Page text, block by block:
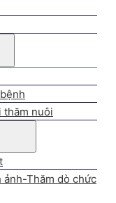
thăm nuôi
ảnh-Thăm dò chức